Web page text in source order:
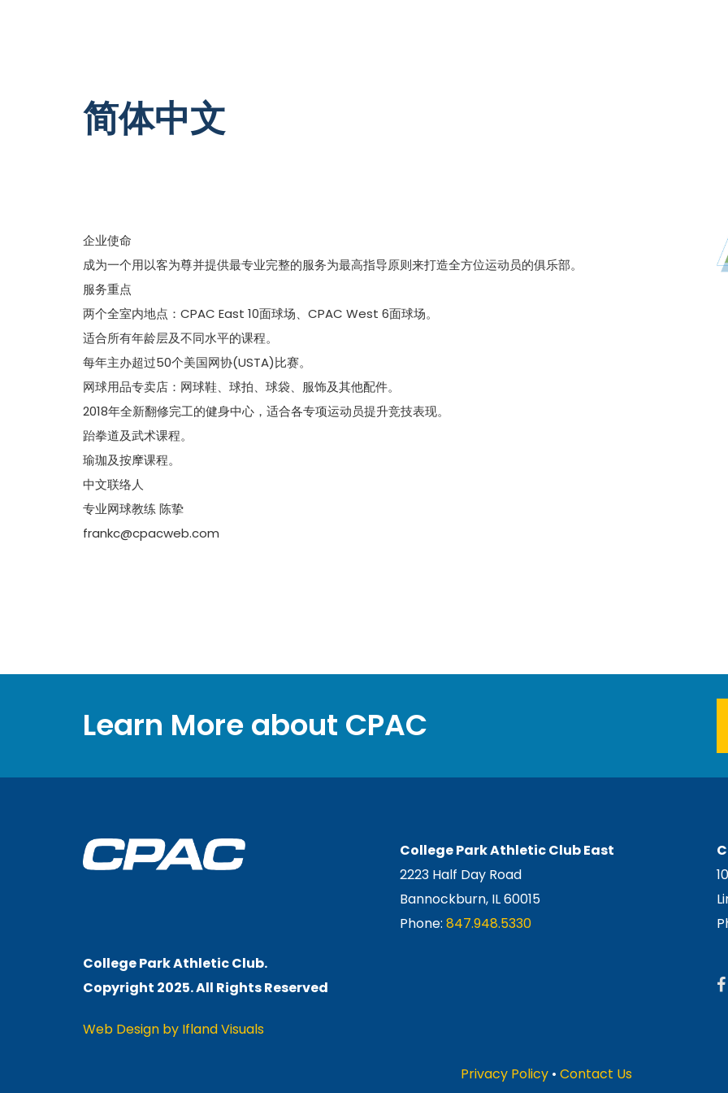
简体中文
企业使命
成为一个用以客为尊并提供最专业完整的服务为最高指导原则来打造全方位运动员的俱乐部。
服务重点
两个全室内地点：CPAC East 10面球场、CPAC West 6面球场。
适合所有年龄层及不同水平的课程。
每年主办超过50个美国网协(USTA)比赛。
网球用品专卖店：网球鞋、球拍、球袋、服饰及其他配件。
2018年全新翻修完工的健身中心，适合各专项运动员提升竞技表现。
跆拳道及武术课程。
瑜珈及按摩课程。
中文联络人
专业网球教练 陈挚
frankc@cpacweb.com
Learn More about CPAC
College Park Athletic Club.
Copyright 2025. All RightsReserved
Web Design by Ifland Visuals
College Park Athletic Club East
2223 Half Day Road
Bannockburn, IL 60015
Phone: 847.948.5330
Privacy Policy• Contact Us